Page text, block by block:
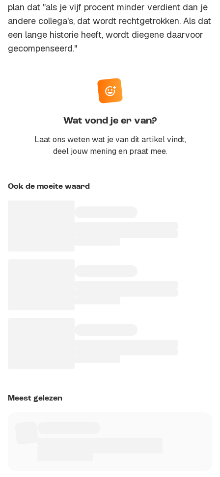
plan dat "als je vijf procent minder verdient dan je
andere collega's, dat wordt rechtgetrokken. Als dat
een lange historie heeft, wordt diegene daarvoor
gecompenseerd."
Wat vond je er van?
Laat ons weten wat je van dit artikel vindt,
deel jouw mening en praat mee.
Ook de moeite waard
Meest gelezen